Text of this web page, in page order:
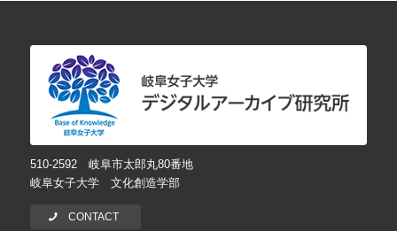
510-2592 岐阜市太郎丸80番地
岐阜女子大学 文化創造学部
CONTACT